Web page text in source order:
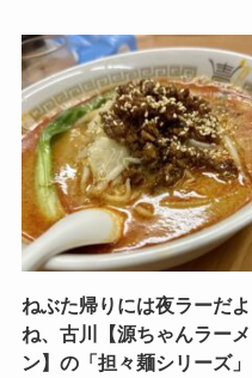
ねぶた帰りには夜ラーだよ
ね、古川【源ちゃんラーメ
ン】の「担々麺シリーズ」